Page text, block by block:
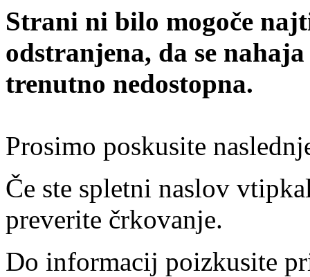
Strani ni bilo mogoče
odstranjena, da se
trenutno nedostopna.
Prosimo poskusite
Če ste spletni naslov
preverite črkovanje.
Do informacij poizkusite